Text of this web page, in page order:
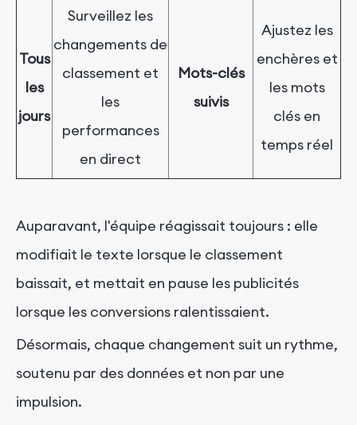
Tous
les
jours
Surveillez les
changements de
classement et
les
performances
en direct
Mots-clés
suivis
Ajustez les
enchères et
les mots
clés en
temps réel
Auparavant, l'équipe réagissait toujours : elle
modifiait le texte lorsque le classement
baissait, et mettait en pause les publicités
lorsque les conversions ralentissaient.
Désormais, chaque changement suit un rythme,
soutenu par des données et non par une
impulsion.